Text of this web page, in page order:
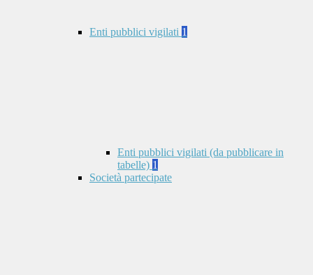
Enti pubblici vigilati 1
Enti pubblici vigilati (da pubblicare in
tabelle) 1
Società partecipate